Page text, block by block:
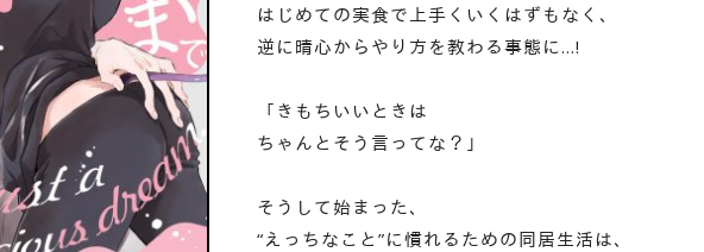
はじめての実食で上手くいくはずもなく、
逆に晴心からやり方を教わる事態に…!
「きもちいいときは
ちゃんとそう言ってな？」
そうして始まった、
“えっちなこと”に慣れるための同居生活は、